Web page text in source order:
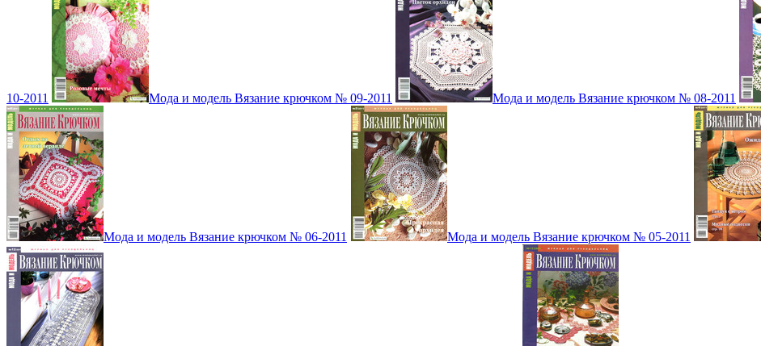
10-2011 Мода и модель Вязание крючком № 09-2011 Мода и модель Вязание крючком № 08-2011
Мода и модель Вязание крючком № 06-2011 Мода и модель Вязание крючком № 05-2011